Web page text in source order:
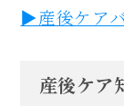
▶︎産後ケア
産後ケア